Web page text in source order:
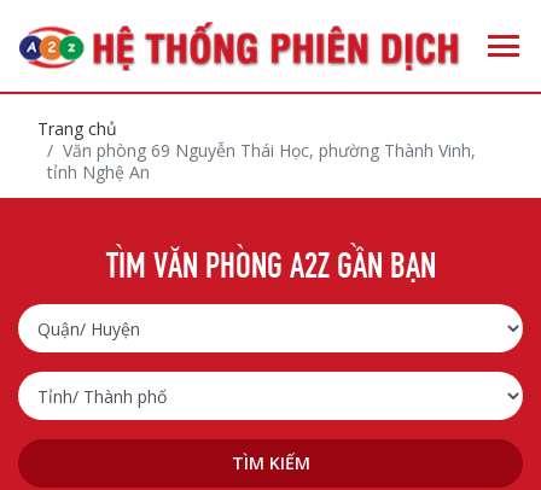
Trang chủ
Văn phòng 69 Nguyễn Thái Học, phường Thành Vinh,
tỉnh Nghệ An
TÌM VĂN PHÒNG A2Z GẦN BẠN
TÌM KIẾM